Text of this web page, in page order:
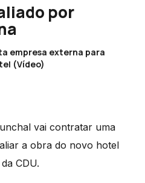
por
empresa externa para
(Vídeo)
vai contratar uma
a obra do novo hotel
CDU.